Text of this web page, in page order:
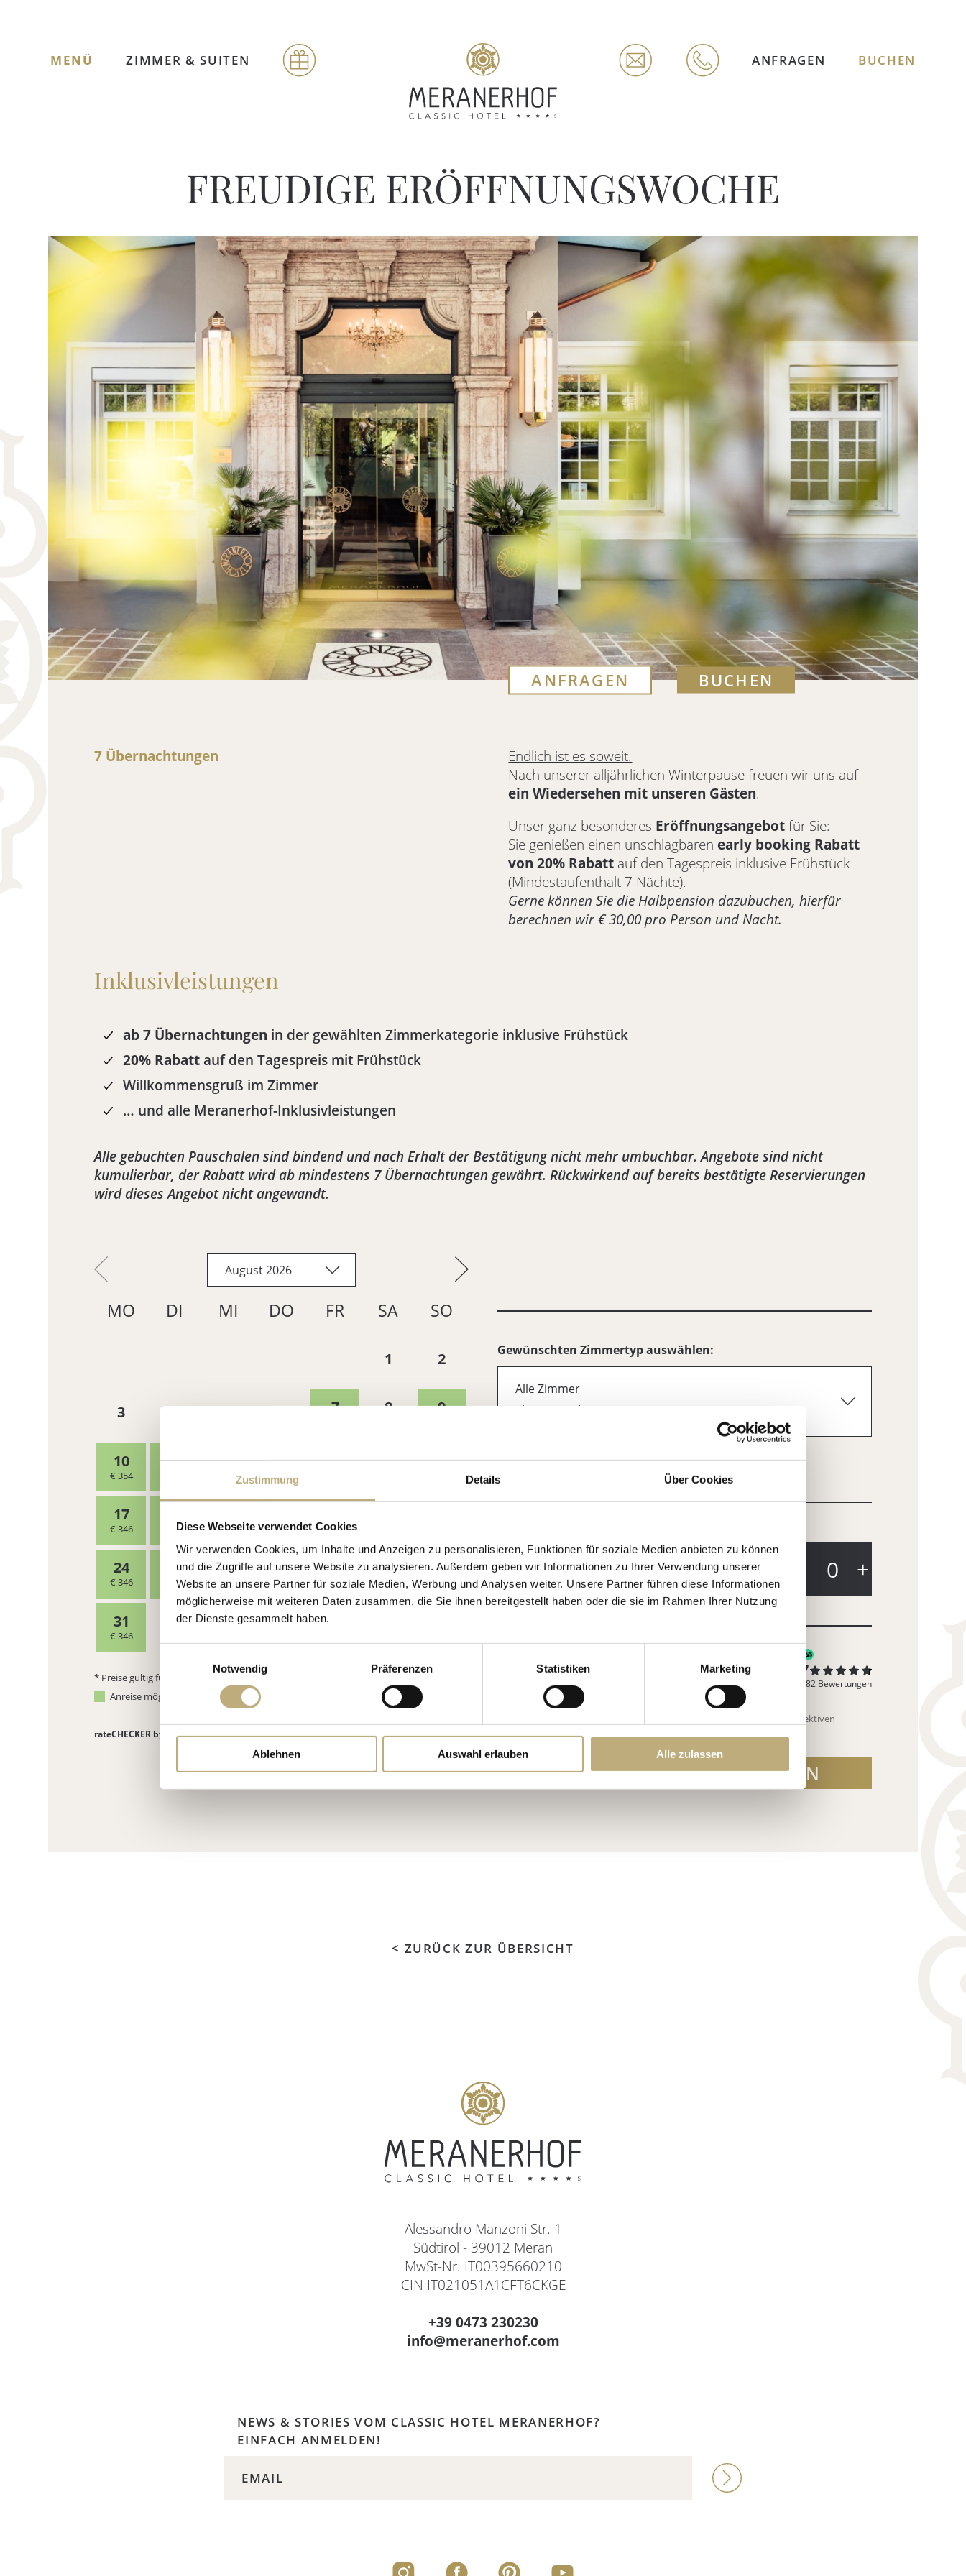
Zustimmung Details Über Cookies
Diese Webseite verwendet Cookies
Wir verwenden Cookies, um Inhalte und Anzeigen zu personalisieren, Funktionen für soziale Medien anbieten zu können
und die Zugriffe auf unsere Website zu analysieren. Außerdem geben wir Informationen zu Ihrer Verwendung unserer
Website an unsere Partner für soziale Medien, Werbung und Analysen weiter. Unsere Partner führen diese Informationen
möglicherweise mit weiteren Daten zusammen, die Sie ihnen bereitgestellt haben oder die sie im Rahmen Ihrer Nutzung
der Dienste gesammelt haben.
Notwendig
Präferenzen Statistiken Marketing
Ablehnen Auswahl erlauben Alle zulassen
MENÜ ZIMMER & SUITEN ANFRAGEN BUCHEN
FREUDIGE ERÖFFNUNGSWOCHE
ANFRAGEN BUCHEN
7 Übernachtungen
Endlich ist es soweit.
Nach unserer alljährlichen Winterpause freuen wir uns auf
ein Wiedersehen mit unseren Gästen.
Unser ganz besonderes Eröffnungsangebotfür Sie:
Sie genießen einen unschlagbarenearly booking Rabatt
von 20% Rabatt auf den Tagespreis inklusive Frühstück
(Mindestaufenthalt 7 Nächte).
Gerne können Sie die Halbpension dazubuchen, hierfür
berechnen wir € 30,00 pro Person und Nacht.
Inklusivleistungen
ab 7 Übernachtungen in der gewählten Zimmerkategorie inklusive Frühstück
20% Rabattauf den Tagespreis mit Frühstück
Willkommensgruß im Zimmer
… und alle Meranerhof-Inklusivleistungen
Alle gebuchten Pauschalen sind bindend und nach Erhalt der Bestätigung nicht mehr umbuchbar. Angebote sind nicht
kumulierbar, der Rabatt wird ab mindestens 7 Übernachtungen gewährt. Rückwirkend auf bereits bestätigte Reservierungen
wird dieses Angebot nicht angewandt.
< ZURÜCK ZUR ÜBERSICHT
Alessandro Manzoni Str. 1
Südtirol - 39012 Meran
MwSt-Nr. IT00395660210
CIN IT021051A1CFT6CKGE
+39 0473 230230
info@meranerhof.com
NEWS & STORIES VOM CLASSIC HOTEL MERANERHOF?
EINFACH ANMELDEN!